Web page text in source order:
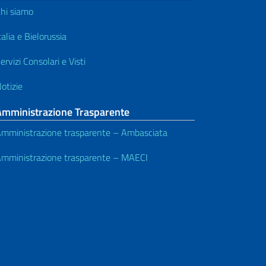
siamo
e Bielorussia
Consolari e Visti
Trasparente
trasparente – Ambasciata
trasparente – MAECI